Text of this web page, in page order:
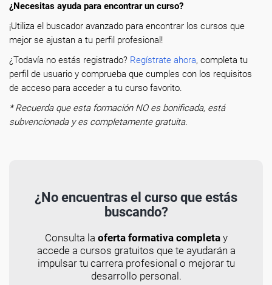
¿Necesitas ayuda para encontrar un curso?
¡Utiliza el buscador avanzado para encontrar los cursos que
mejor se ajustan a tu perfil profesional!
¿Todavía no estás registrado? Regístrate ahora, completa tu
perfil de usuario y comprueba que cumples con los requisitos
de acceso para acceder a tu curso favorito.
* Recuerda que esta formación NO es bonificada, está
subvencionada y es completamente gratuita.
¿No encuentras el curso que estás
buscando?
Consulta la oferta formativa completay
accede a cursos gratuitos que te ayudarán a
impulsar tu carrera profesional o mejorar tu
desarrollo personal.